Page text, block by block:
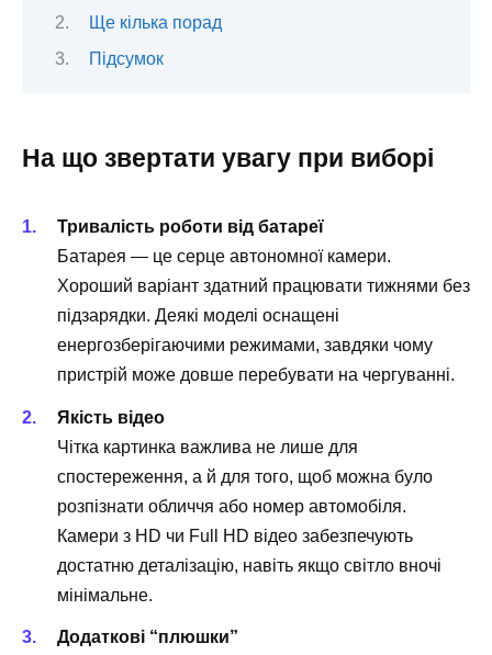
Ще кілька порад
Підсумок
На що звертати увагу при виборі
Тривалість роботи від батареї
Батарея — це серце автономної камери.
Хороший варіант здатний працювати тижнями без
підзарядки. Деякі моделі оснащені
енергозберігаючими режимами, завдяки чому
пристрій може довше перебувати на чергуванні.
Якість відео
Чітка картинка важлива не лише для
спостереження, а й для того, щоб можна було
розпізнати обличчя або номер автомобіля.
Камери з HD чи Full HD відео забезпечують
достатню деталізацію, навіть якщо світло вночі
мінімальне.
Додаткові “плюшки”